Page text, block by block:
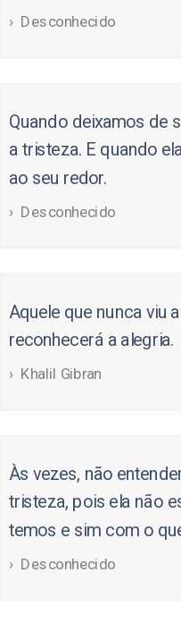
Desconhecido
Quando deixamos de
a tristeza. E quando
ao seu redor.
Desconhecido
Aquele que nunca viu
reconhecerá a alegria.
Khalil Gibran
Às vezes, não
tristeza, pois ela não
temos e sim com o
Desconhecido